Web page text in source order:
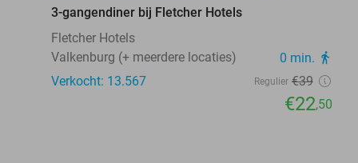
3-gangendiner bij Fletcher Hotels
Fletcher Hotels
Valkenburg (+ meerdere locaties)
0 min. directions_walk
Verkocht: 13.567 Regulier €39
€22,50